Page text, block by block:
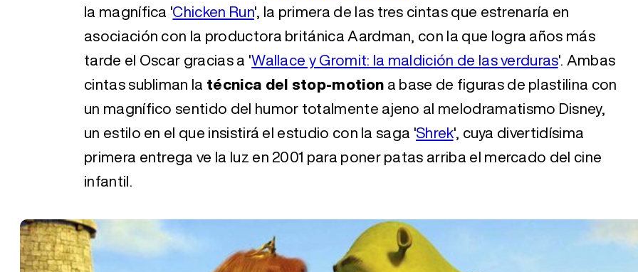
la magnífica 'Chicken Run', la primera de las tres cintas que estrenaría en
asociación con la productora británica Aardman, con la que logra años más
tarde el Oscar gracias a 'Wallace y Gromit: la maldición de las verduras'. Ambas
cintas subliman la técnica del stop-motiona base de figuras de plastilina con
un magnífico sentido del humor totalmente ajeno al melodramatismo Disney,
un estilo en el que insistirá el estudio con la saga 'Shrek', cuya divertidísima
primera entrega ve la luz en 2001 para poner patas arriba el mercado del cine
infantil.